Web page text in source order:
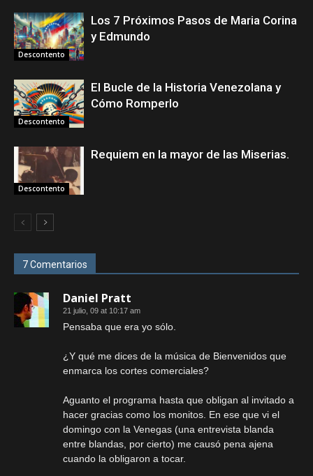
Descontento
Los 7 Próximos Pasos de Maria Corina
y Edmundo
Descontento
El Bucle de la Historia Venezolana y
Cómo Romperlo
Descontento
Requiem en la mayor de las Miserias.
7 Comentarios
Daniel Pratt
21 julio, 09 at 10:17 am
Pensaba que era yo sólo.
¿Y qué me dices de la música de Bienvenidos que
enmarca los cortes comerciales?
Aguanto el programa hasta que obligan al invitado a
hacer gracias como los monitos. En ese que vi el
domingo con la Venegas (una entrevista blanda
entre blandas, por cierto) me causó pena ajena
cuando la obligaron a tocar.